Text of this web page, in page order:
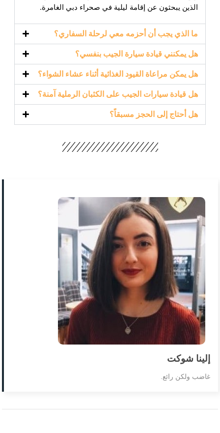
الذين يبحثون عن إقامة ليلية في صحراء دبي الغامرة.
ما الذي يجب أن أحزمه معي لرحلة السفاري؟
هل يمكنني قيادة سيارة الجيب بنفسي؟
هل يمكن مراعاة القيود الغذائية أثناء عشاء الشواء؟
هل قيادة سيارات الجيب على الكثبان الرملية آمنة؟
هل أحتاج إلى الحجز مسبقاً؟
إلينا شوكت
غاضب ولكن رائع.